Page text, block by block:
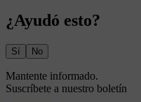
¿Ayudó esto?
Sí No